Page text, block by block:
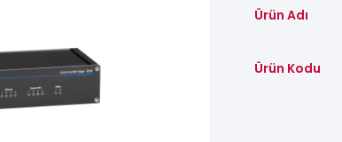
Ürün Adı
Ürün Kodu